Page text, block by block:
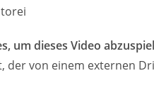
um dieses Video
der von einem externen